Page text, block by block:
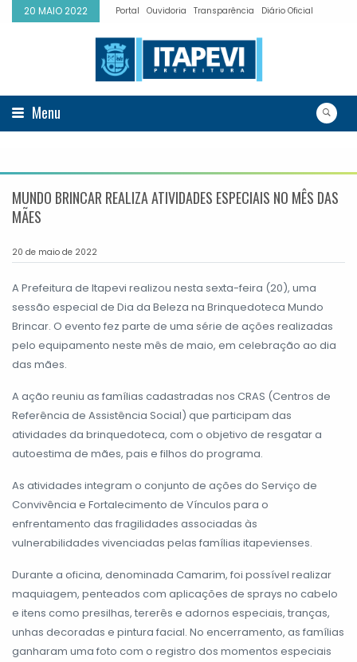
20 MAIO 2022 Portal Ouvidoria Transparência Diário Oficial
Menu
MUNDO BRINCAR REALIZA ATIVIDADES ESPECIAIS NO MÊS DAS
MÃES
20 de maio de 2022
A Prefeitura de Itapevi realizou nesta sexta-feira (20), uma
sessão especial de Dia da Beleza na Brinquedoteca Mundo
Brincar. O evento fez parte de uma série de ações realizadas
pelo equipamento neste mês de maio, em celebração ao dia
das mães.
A ação reuniu as famílias cadastradas nos CRAS (Centros de
Referência de Assistência Social) que participam das
atividades da brinquedoteca, com o objetivo de resgatar a
autoestima de mães, pais e filhos do programa.
As atividades integram o conjunto de ações do Serviço de
Convivência e Fortalecimento de Vínculos para o
enfrentamento das fragilidades associadas às
vulnerabilidades vivenciadas pelas famílias itapevienses.
Durante a oficina, denominada Camarim, foi possível realizar
maquiagem, penteados com aplicações de sprays no cabelo
e itens como presilhas, tererês e adornos especiais, tranças,
unhas decoradas e pintura facial. No encerramento, as famílias
ganharam uma foto com o registro dos momentos especiais